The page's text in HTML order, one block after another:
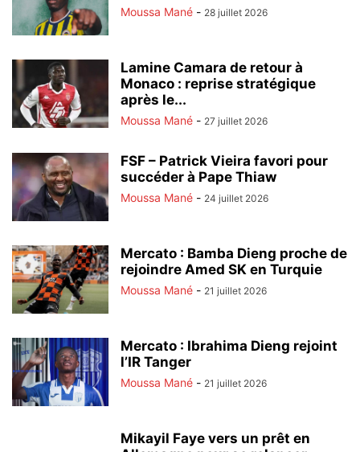
Moussa Mané - 28 juillet 2026
Lamine Camara de retour à
Monaco : reprise stratégique
après le...
Moussa Mané - 27 juillet 2026
FSF – Patrick Vieira favori pour
succéder à Pape Thiaw
Moussa Mané - 24 juillet 2026
Mercato : Bamba Dieng proche de
rejoindre Amed SK en Turquie
Moussa Mané - 21 juillet 2026
Mercato : Ibrahima Dieng rejoint
l’IR Tanger
Moussa Mané - 21 juillet 2026
Mikayil Faye vers un prêt en